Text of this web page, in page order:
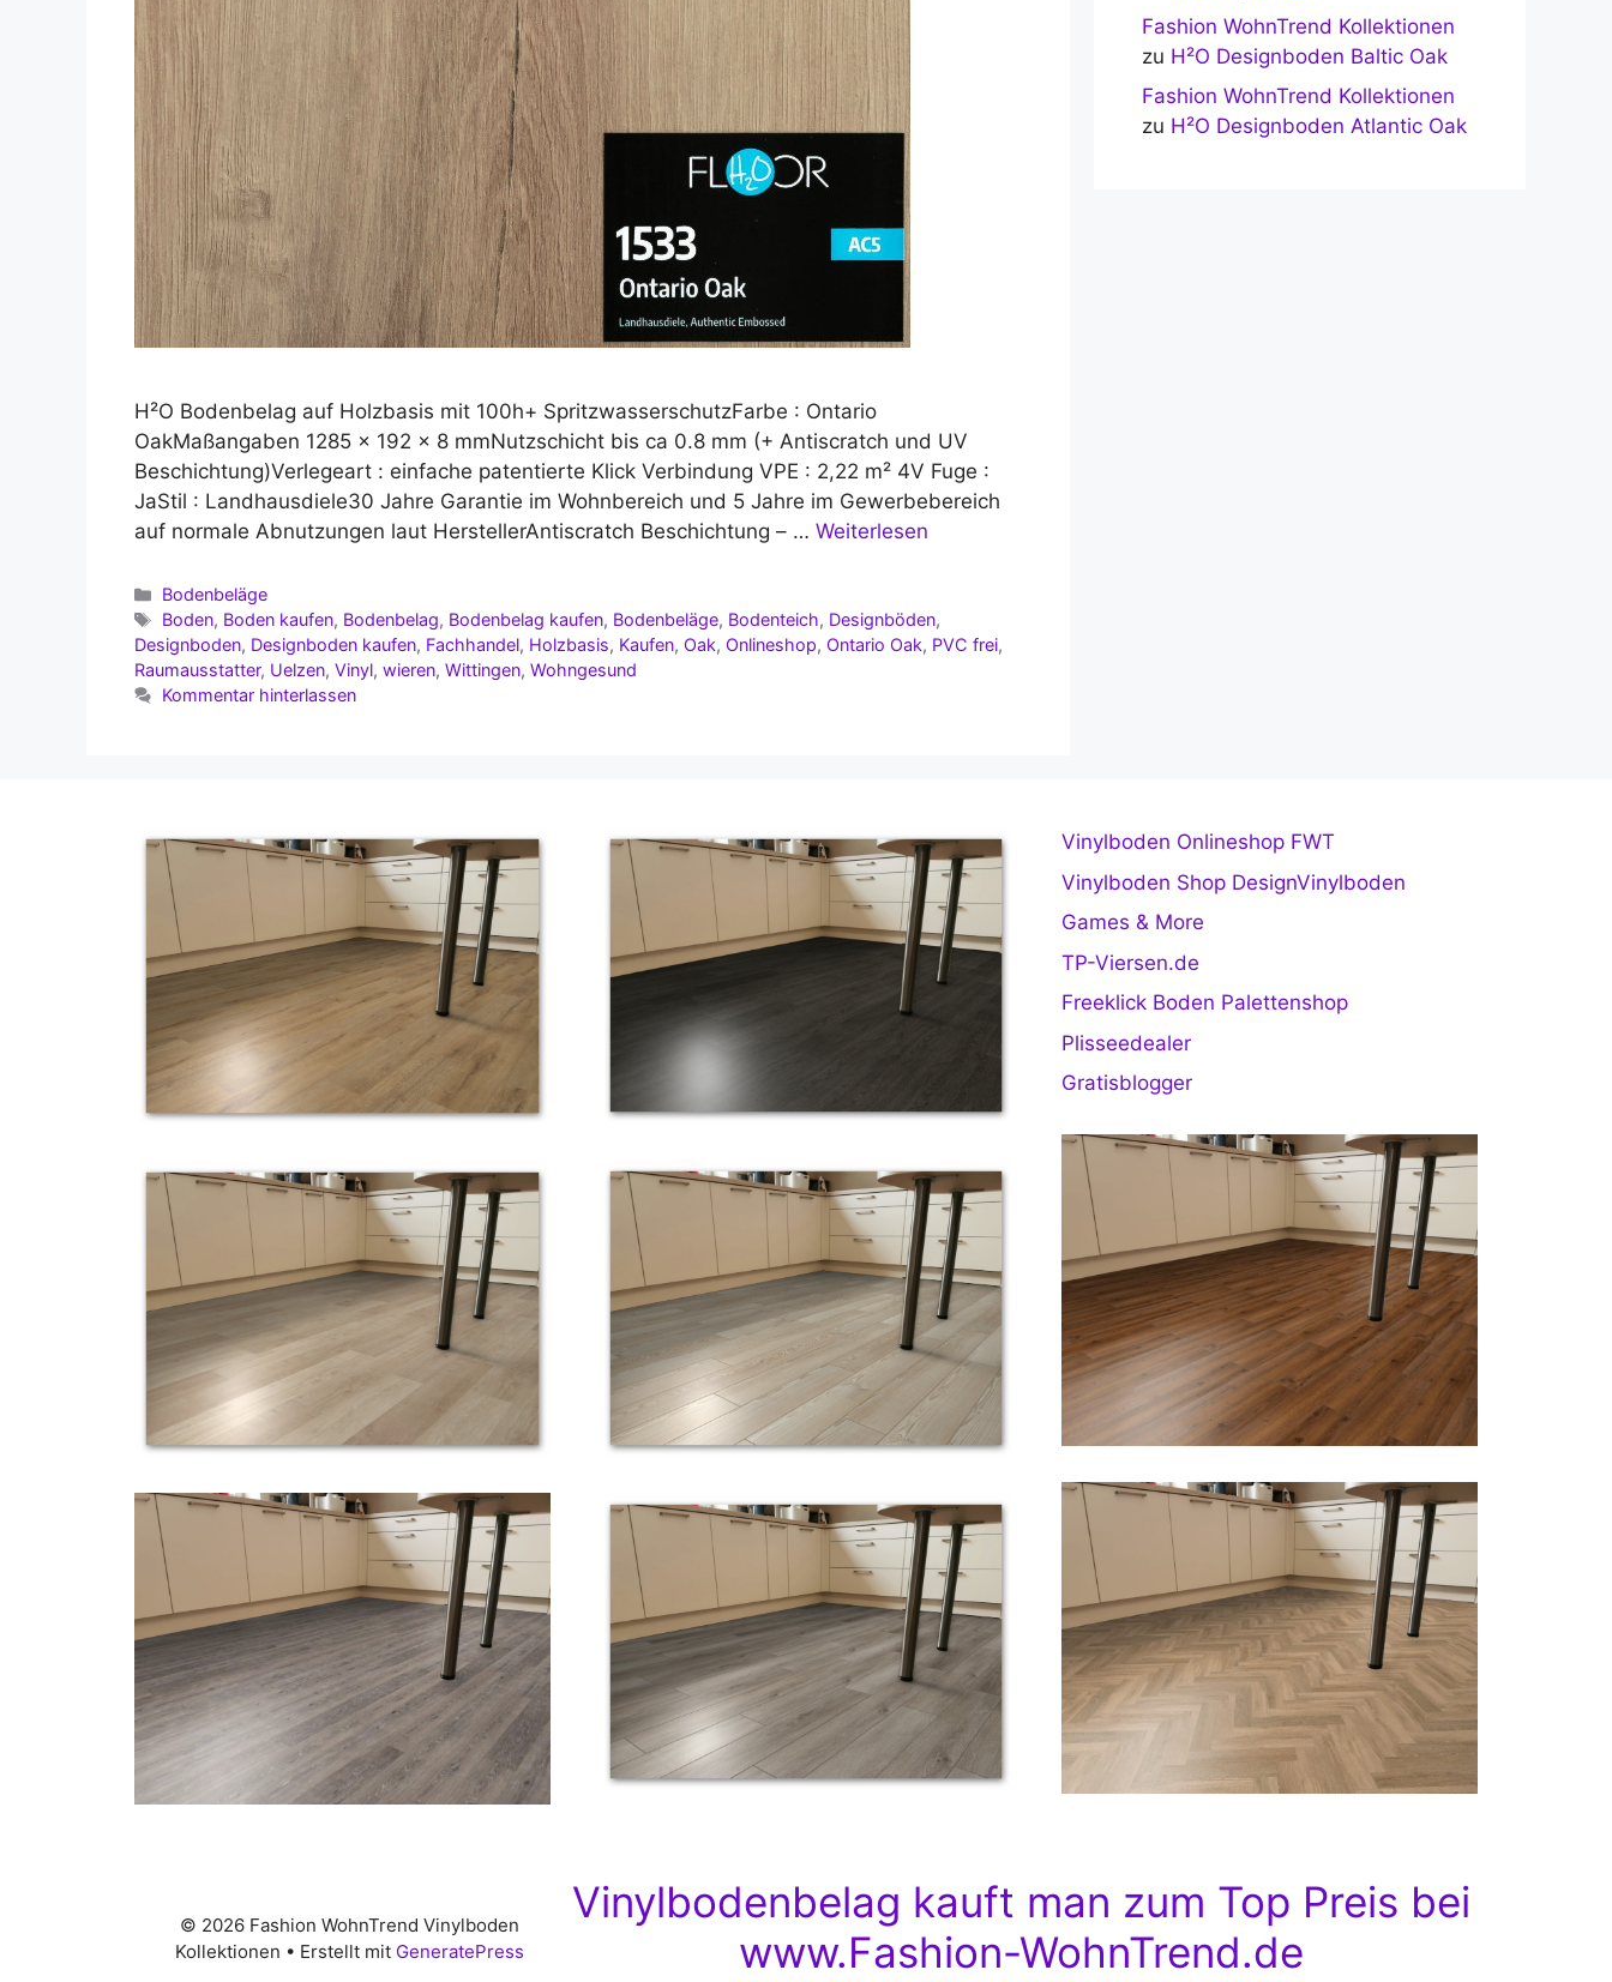
H²O Bodenbelag auf Holzbasis mit 100h+ SpritzwasserschutzFarbe : Ontario
OakMaßangaben 1285 x 192 x 8 mmNutzschicht bis ca 0.8 mm (+ Antiscratch und UV
Beschichtung)Verlegeart : einfache patentierte Klick Verbindung VPE : 2,22 m² 4V Fuge :
JaStil : Landhausdiele30 Jahre Garantie im Wohnbereich und 5 Jahre im Gewerbebereich
auf normale Abnutzungen laut HerstellerAntiscratch Beschichtung – … Weiterlesen
Kategorien
Bodenbeläge
Schlagwörter
Boden, Boden kaufen, Bodenbelag, Bodenbelag kaufen, Bodenbeläge, Bodenteich, Designböden,
Designboden, Designboden kaufen, Fachhandel, Holzbasis, Kaufen, Oak, Onlineshop, Ontario Oak, PVC frei,
Raumausstatter, Uelzen, Vinyl, wieren, Wittingen, Wohngesund
Kommentar hinterlassen
Fashion WohnTrend Kollektionen
zu H²O Designboden Baltic Oak
Fashion WohnTrend Kollektionen
zu H²O Designboden Atlantic Oak
Vinylboden Onlineshop FWT
Vinylboden Shop DesignVinylboden
Games & More
TP-Viersen.de
Freeklick Boden Palettenshop
Plisseedealer
Gratisblogger
Vinylbodenbelag kauft man zum Top Preis bei
www.Fashion-WohnTrend.de
© 2026 Fashion WohnTrend Vinylboden
Kollektionen • Erstellt mit GeneratePress